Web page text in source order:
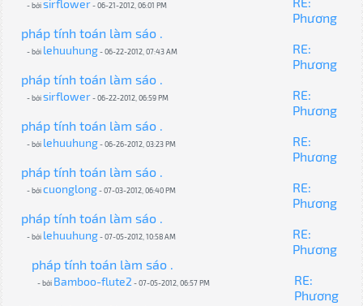
- bởisirflower- 06-21-2012, 06:01 PM
Phương
pháp tính toán làm sáo .
- bởi lehuuhung- 06-22-2012, 07:43 AM
RE:
Phương
pháp tính toán làm sáo .
- bởisirflower- 06-22-2012, 06:59 PM
RE:
Phương
pháp tính toán làm sáo .
- bởi lehuuhung- 06-26-2012, 03:23 PM
RE:
Phương
pháp tính toán làm sáo .
- bởicuonglong- 07-03-2012, 06:40 PM
RE:
Phương
pháp tính toán làm sáo .
- bởi lehuuhung- 07-05-2012, 10:58 AM
RE:
Phương
pháp tính toán làm sáo .
- bởi Bamboo-flute2 - 07-05-2012, 06:57 PM
RE:
Phương